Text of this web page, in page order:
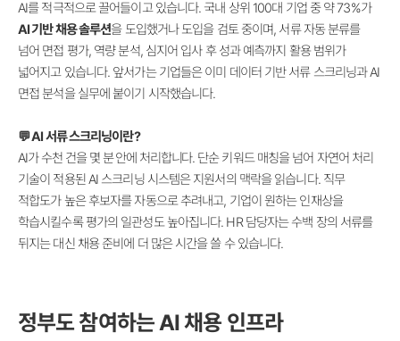
AI를 적극적으로 끌어들이고 있습니다. 국내 상위 100대 기업 중 약 73%가
AI 기반 채용 솔루션을 도입했거나 도입을 검토 중이며, 서류 자동 분류를
넘어 면접 평가, 역량 분석, 심지어 입사 후 성과 예측까지 활용 범위가
넓어지고 있습니다. 앞서가는 기업들은 이미 데이터 기반 서류 스크리닝과 AI
면접 분석을 실무에 붙이기 시작했습니다.
💬 AI 서류 스크리닝이란?
AI가수천 건을 몇 분 안에 처리합니다. 단순 키워드 매칭을 넘어 자연어 처리
기술이 적용된 AI 스크리닝 시스템은 지원서의 맥락을 읽습니다. 직무
적합도가 높은 후보자를 자동으로 추려내고, 기업이 원하는 인재상을
학습시킬수록 평가의 일관성도 높아집니다. HR 담당자는 수백 장의 서류를
뒤지는 대신 채용 준비에 더 많은 시간을 쓸 수 있습니다.
정부도 참여하는 AI 채용 인프라